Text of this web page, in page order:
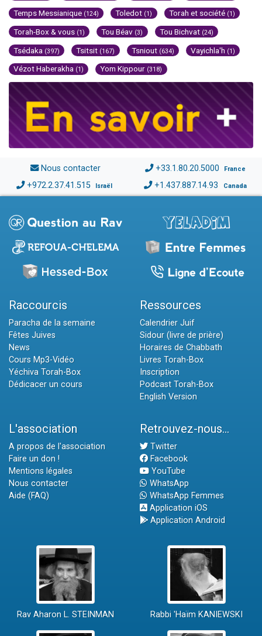
Temps Messianique (124) Toledot (1) Torah et société (1)
Torah-Box & vous (1) Tou Béav (3) Tou Bichvat (24)
Tsédaka (397) Tsitsit (167) Tsniout (634) Vayichla'h (1)
Vézot Haberakha (1) Yom Kippour (318)
Nous contacter +33.1.80.20.5000 France
+972.2.37.41.515 Israël +1.437.887.14.93 Canada
Raccourcis
Paracha de la semaine
Fêtes Juives
News
Cours Mp3-Vidéo
Yéchiva Torah-Box
Dédicacer un cours
Ressources
Calendrier Juif
Sidour (livre de prière)
Horaires de Chabbath
Livres Torah-Box
Inscription
Podcast Torah-Box
English Version
L'association
A propos de l'association
Faire un don !
Mentions légales
Nous contacter
Aide (FAQ)
Retrouvez-nous...
Twitter
Facebook
YouTube
WhatsApp
WhatsApp Femmes
Application iOS
Application Android
Rav Aharon L. STEINMAN Rabbi 'Haïm KANIEWSKI